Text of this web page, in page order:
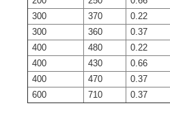
300
370 0.22
300
360 0.37
400
480 0.22
400
430 0.66
400
470 0.37
600
710 0.37